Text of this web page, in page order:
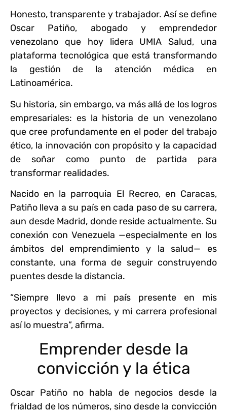
Honesto, transparente y trabajador. Así se define
Oscar Patiño, abogado y emprendedor
venezolano que hoy lidera UMIA Salud, una
plataforma tecnológica que está transformando
la gestión de la atención médica en
Latinoamérica.
Su historia, sin embargo, va más allá de los logros
empresariales: es la historia de un venezolano
que cree profundamente en el poder del trabajo
ético, la innovación con propósito y la capacidad
de soñar como punto de partida para
transformar realidades.
Nacido en la parroquia El Recreo, en Caracas,
Patiño lleva a su país en cada paso de su carrera,
aun desde Madrid, donde reside actualmente. Su
conexión con Venezuela —especialmente en los
ámbitos del emprendimiento y la salud— es
constante, una forma de seguir construyendo
puentes desde la distancia.
“Siempre llevo a mi país presente en mis
proyectos y decisiones, y mi carrera profesional
así lo muestra”, afirma.
Emprender desde la
convicción y la ética
Oscar Patiño no habla de negocios desde la
frialdad de los números, sino desde la convicción